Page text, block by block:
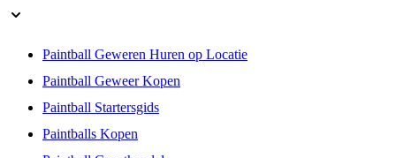
Paintball Geweren Huren op Locatie
Paintball Geweer Kopen
Paintball Startersgids
Paintballs Kopen